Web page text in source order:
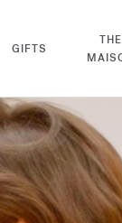
GIFTS
THE